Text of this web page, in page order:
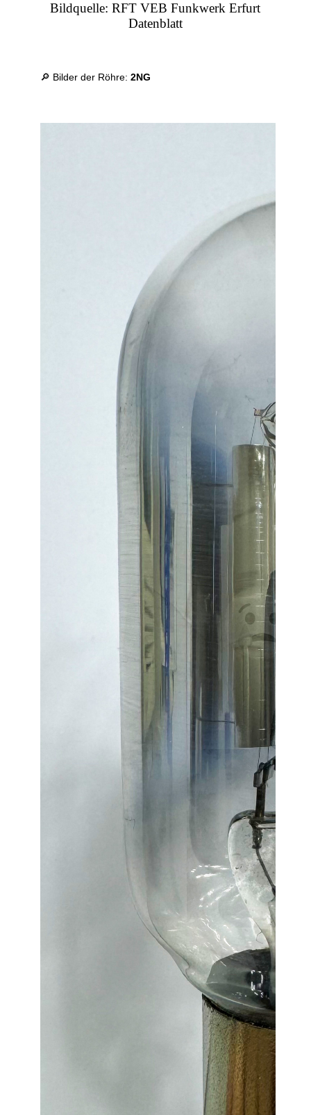
Bildquelle: RFT VEB Funkwerk Erfurt
Datenblatt
🔎 Bilder der Röhre:2NG